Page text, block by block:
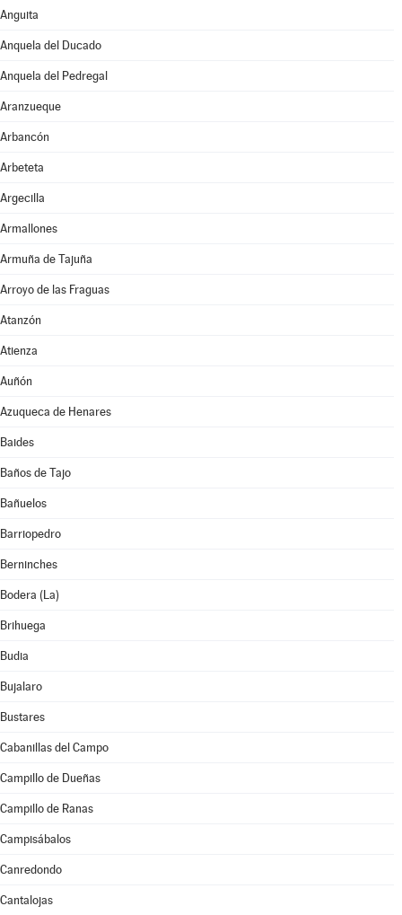
Anguita
Anquela del Ducado
Anquela del Pedregal
Aranzueque
Arbancón
Arbeteta
Argecilla
Armallones
Armuña de Tajuña
Arroyo de las Fraguas
Atanzón
Atienza
Auñón
Azuqueca de Henares
Baides
Baños de Tajo
Bañuelos
Barriopedro
Berninches
Bodera (La)
Brihuega
Budia
Bujalaro
Bustares
Cabanillas del Campo
Campillo de Dueñas
Campillo de Ranas
Campisábalos
Canredondo
Cantalojas